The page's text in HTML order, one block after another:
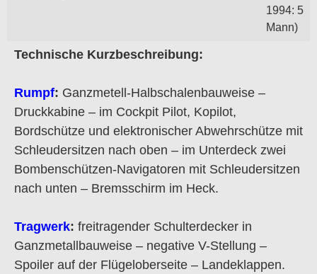
1994: 5
Mann)
Technische Kurzbeschreibung:
Rumpf: Ganzmetell-Halbschalenbauweise –
Druckkabine – im Cockpit Pilot, Kopilot,
Bordschütze und elektronischer Abwehrschütze mit
Schleudersitzen nach oben – im Unterdeck zwei
Bombenschützen-Navigatoren mit Schleudersitzen
nach unten – Bremsschirm im Heck.
Tragwerk: freitragender Schulterdecker in
Ganzmetallbauweise – negative V-Stellung –
Spoiler auf der Flügeloberseite – Landeklappen.